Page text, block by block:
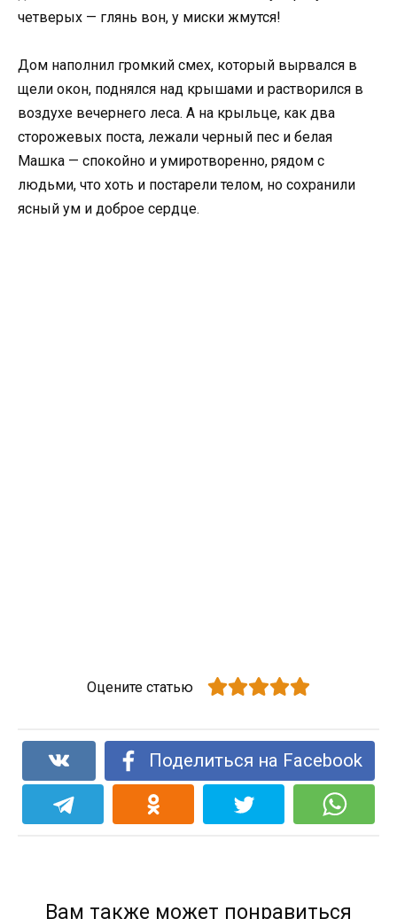
четверых — глянь вон, у миски жмутся!
Дом наполнил громкий смех, который вырвался в
щели окон, поднялся над крышами и растворился в
воздухе вечернего леса. А на крыльце, как два
сторожевых поста, лежали черный пес и белая
Машка — спокойно и умиротворенно, рядом с
людьми, что хоть и постарели телом, но сохранили
ясный ум и доброе сердце.
Оцените статью
Поделиться на Facebook
Вам также может понравиться